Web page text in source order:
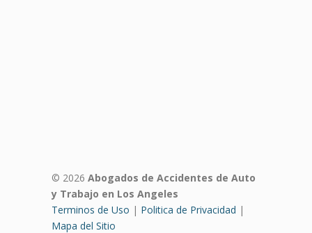
© 2026 Abogados de Accidentes de Auto
y Trabajo en Los Angeles
Terminos de Uso | Politica de Privacidad |
Mapa del Sitio